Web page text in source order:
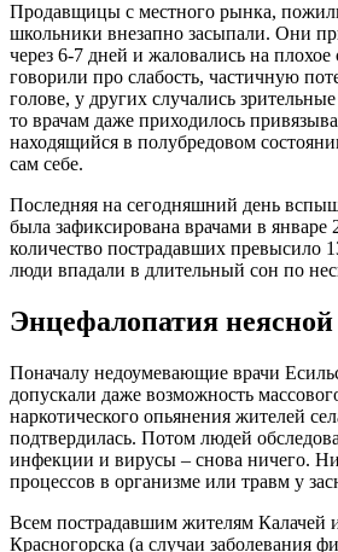
Продавщицы с местного рынка,
школьники внезапно засыпали. Они
через 6-7 дней и жаловались на
говорили про слабость, частичную
голове, у других случались
то врачам даже приходилось
находящийся в полубредовом
сам себе.
Последняя на сегодняшний день
была зафиксирована врачами в январе
количество пострадавших превысило
люди впадали в длительный сон по
Энцефалопатия неясной
Поначалу недоумевающие врачи
допускали даже возможность
наркотического опьянения жителей
подтвердилась. Потом людей
инфекции и вирусы – снова ничего.
процессов в организме или травм у
Всем пострадавшим жителям Калачей
Красногорска (а случаи заболевания